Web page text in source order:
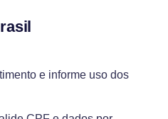
e informe uso dos